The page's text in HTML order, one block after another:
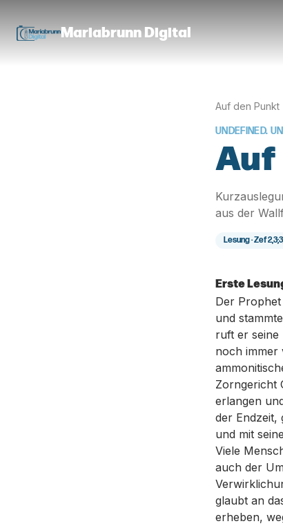
Mariabrunn Digital
Auf den Punkt
UNDEFINED.
Auf
aus der
Lesung ·Zef
Erste
Der
und
ruft er seine
noch immer
Zorngericht
erlangen
der Endzeit,
und mit
Viele
auch der
glaubt an
erheben,